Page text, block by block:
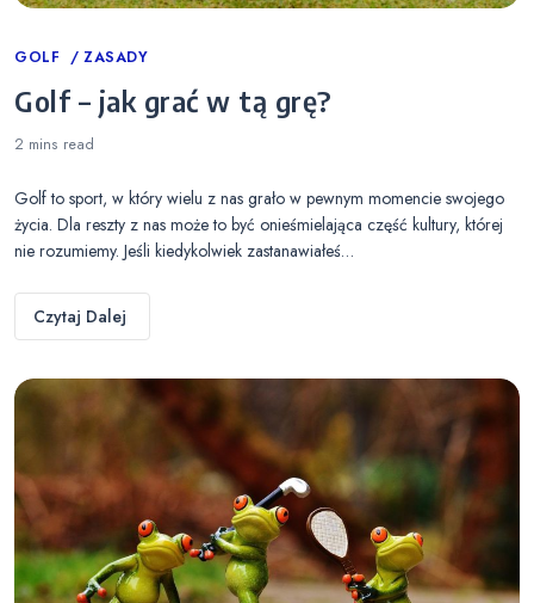
Categories
GOLF ZASADY
Golf – jak grać w tą grę?
2 mins read
Golf to sport, w który wielu z nas grało w pewnym momencie swojego
życia. Dla reszty z nas może to być onieśmielająca część kultury, której
nie rozumiemy. Jeśli kiedykolwiek zastanawiałeś…
Czytaj Dalej